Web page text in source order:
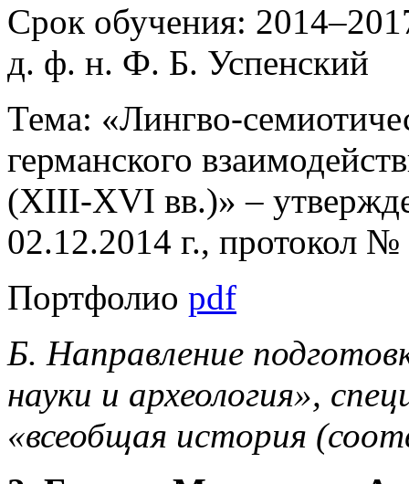
Срок обучения:
д. ф. н. Ф. Б. Успенский
Тема: «Лингво-
германского
(XIII-XVI вв.)» –
02.12.2014 г., протокол №
Портфолио pdf
Б. Направление
науки и археология»,
«всеобщая история